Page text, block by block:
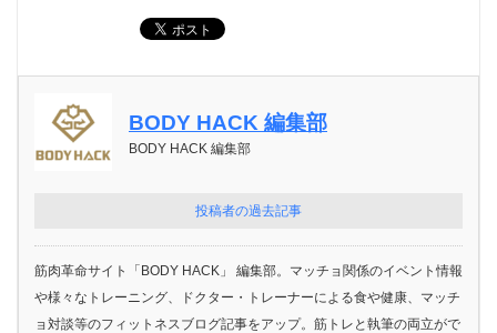
BODY HACK 編集部
BODY HACK 編集部
投稿者の過去記事
筋肉革命サイト「BODY HACK」 編集部。マッチョ関係のイベント情報
や様々なトレーニング、ドクター・トレーナーによる食や健康、マッチ
ョ対談等のフィットネスブログ記事をアップ。筋トレと執筆の両立がで